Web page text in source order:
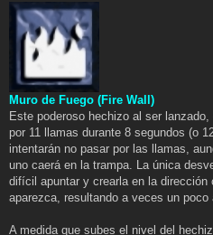
Muro de Fuego (Fire Wall)
Este poderoso hechizo al ser
por 11 llamas durante 8 segundos (o
intentarán no pasar por las llamas,
uno caerá en la trampa. La única
difícil apuntar y crearla en la dirección
aparezca, resultando a veces un poco
A medida que subes el nivel del